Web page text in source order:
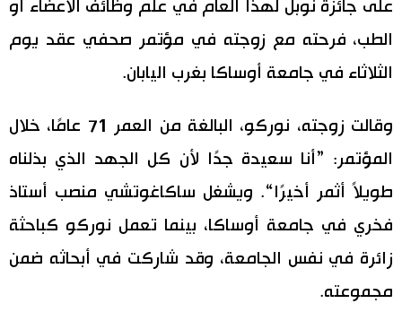
الأقسام
أشخاص
تجارب وآراء
سياسة
اقتصاد
اللغة اليابانية
موسوعة اليابان
هو وهي
المطبخ الياباني
تواصل معنا
على جائزة نوبل لهذا العام في علم وظائف الأعضاء أو
الطب، فرحته مع زوجته في مؤتمر صحفي عقد يوم
الثلاثاء في جامعة أوساكا بغرب اليابان.
وقالت زوجته، نوركو، البالغة من العمر 71 عامًا، خلال
المؤتمر: ”أنا سعيدة جدًا لأن كل الجهد الذي بذلناه
طويلاً أثمر أخيرًا“. ويشغل ساكاغوتشي منصب أستاذ
فخري في جامعة أوساكا، بينما تعمل نوركو كباحثة
زائرة في نفس الجامعة، وقد شاركت في أبحاثه ضمن
مجموعته.